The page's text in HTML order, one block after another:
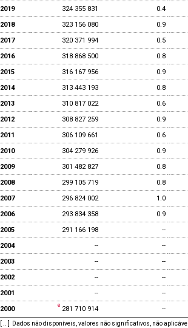
2019
324 355 831 0.4
2018
323 156 080 0.9
2017
320 371 994 0.5
2016
318 868 500 0.8
2015
316 167 956 0.9
2014
313 443 193 0.8
2013
310 817 022 0.6
2012
308 827 259 0.9
2011
306 109 661 0.6
2010
304 279 926 0.9
2009
301 482 827 0.8
2008
299 105 719 0.8
2007
296 824 002 1.0
2006
293 834 358 0.9
2005
291 166 198 --
2004
-- --
2003
-- --
2002
-- --
2001
-- --
2000
281 710 914 --
Dados não disponíveis, valores não significativos, não aplicável